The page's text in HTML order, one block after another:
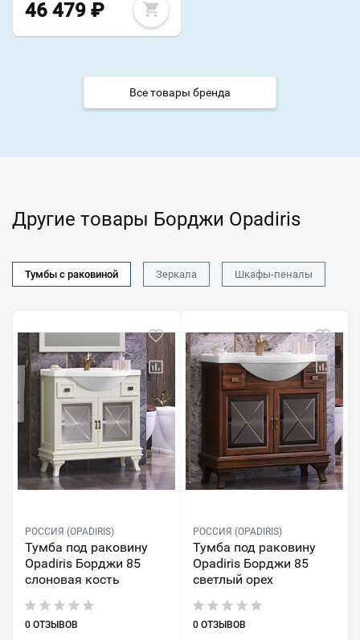
46 479 ₽
Все товары бренда
Другие товары Борджи Opadiris
Тумбы с раковиной Зеркала Шкафы-пеналы
РОССИЯ (OPADIRIS)
Тумба под раковину
Opadiris Борджи 85
слоновая кость
0 ОТЗЫВОВ
РОССИЯ (OPADIRIS)
Тумба под раковину
Opadiris Борджи 85
светлый орех
0 ОТЗЫВОВ